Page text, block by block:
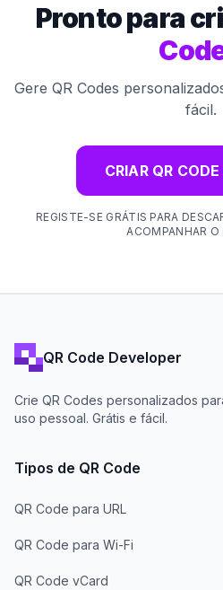
Pronto para
Gere QR Codes
fácil.
CRIAR QR
REGISTE-SE GRÁTIS PARA
ACOMPANHAR O
QR Code Developer
Crie QR Codes personalizados
uso pessoal. Grátis e fácil.
Tipos de QR Code
QR Code para URL
QR Code para Wi-Fi
QR Code vCard